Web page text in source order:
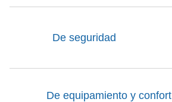
De seguridad
De equipamiento y confort